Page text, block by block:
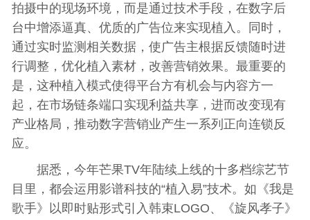
拍摄中的现场环境，而是通过技术手段，在数字后
台中增添逼真、优质的广告位来实现植入。同时，
通过实时监测相关数据，使广告主根据反馈随时进
行调整，优化植入素材，改善营销效果。最重要的
是，这种植入模式使得平台方有机会与内容方一
起，在市场链条端口实现利益共享，进而改变现有
产业格局，推动数字营销业产生一系列正向连锁反
应。
据悉，今年芒果TV年陆续上线的十多档综艺节
目里，都会运用影谱科技的“植入易”技术。如《我是
歌手》以即时贴形式引入韩束LOGO、《旋风孝子》